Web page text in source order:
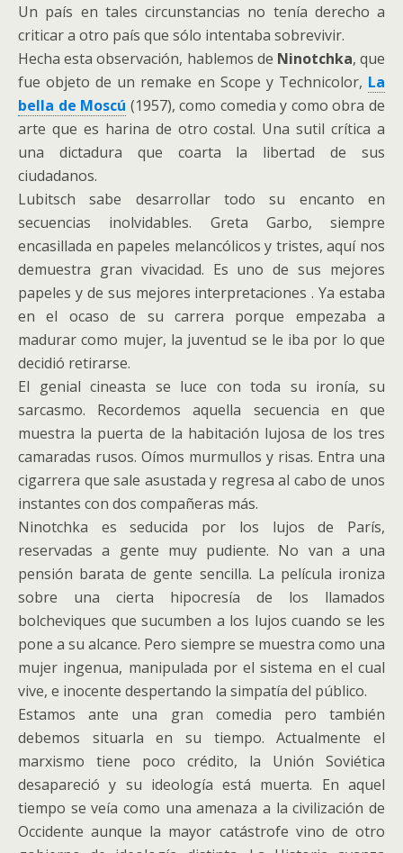
Un país en tales circunstancias no tenía derecho a
criticar a otro país que sólo intentaba sobrevivir.
Hecha esta observación, hablemos de Ninotchka, que
fue objeto de un remake en Scope y Technicolor, La
bella de Moscú (1957), como comedia y como obra de
arte que es harina de otro costal. Una sutil crítica a
una dictadura que coarta la libertad de sus
ciudadanos.
Lubitsch sabe desarrollar todo su encanto en
secuencias inolvidables. Greta Garbo, siempre
encasillada en papeles melancólicos y tristes, aquí nos
demuestra gran vivacidad. Es uno de sus mejores
papeles y de sus mejores interpretaciones . Ya estaba
en el ocaso de su carrera porque empezaba a
madurar como mujer, la juventud se le iba por lo que
decidió retirarse.
El genial cineasta se luce con toda su ironía, su
sarcasmo. Recordemos aquella secuencia en que
muestra la puerta de la habitación lujosa de los tres
camaradas rusos. Oímos murmullos y risas. Entra una
cigarrera que sale asustada y regresa al cabo de unos
instantes con dos compañeras más.
Ninotchka es seducida por los lujos de París,
reservadas a gente muy pudiente. No van a una
pensión barata de gente sencilla. La película ironiza
sobre una cierta hipocresía de los llamados
bolcheviques que sucumben a los lujos cuando se les
pone a su alcance. Pero siempre se muestra como una
mujer ingenua, manipulada por el sistema en el cual
vive, e inocente despertando la simpatía del público.
Estamos ante una gran comedia pero también
debemos situarla en su tiempo. Actualmente el
marxismo tiene poco crédito, la Unión Soviética
desapareció y su ideología está muerta. En aquel
tiempo se veía como una amenaza a la civilización de
Occidente aunque la mayor catástrofe vino de otro